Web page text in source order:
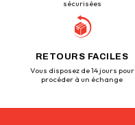
sécurisées
RETOURS FACILES
Vous disposez de 14 jours pour
procéder à un échange